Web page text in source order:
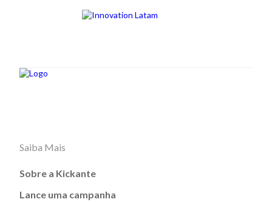
Saiba Mais
Sobre a Kickante
Lance uma campanha